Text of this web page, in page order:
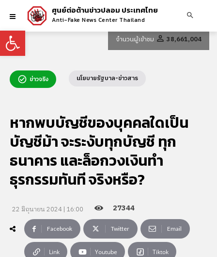
Open toolbar
ศูนย์ต่อต้านข่าวปลอม ประเทศไทย
Anti-Fake News Center Thailand
จำนวนผู้เข้าชม 38,661,004
ข่าวจริง นโยบายรัฐบาล-ข่าวสาร
หากพบบัญชีของบุคคลใดเป็น
บัญชีม้า จะระงับทุกบัญชี ทุก
ธนาคาร และล็อกวงเงินทำ
ธุรกรรมทันที จริงหรือ?
22 มิถุนายน 2024 | 16:00 27344
Facebook Twitter Email
Link Youtube Tiktok